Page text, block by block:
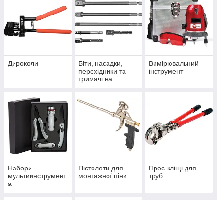
Дироколи
Біти, насадки,
перехідники та
тримачі на
Вимірювальний
інструмент
Набори
мультиинструмент
а
Пістолети для
монтажної піни
Прес-кліщі для
труб